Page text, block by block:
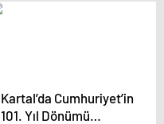
Atölyesi
Kartal’da Cumhuriyet’in
101. Yıl Dönümü